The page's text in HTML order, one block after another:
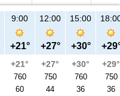
9:00
+21°
+21°
760
60
12:00
+27°
+27°
750
44
15:00
+30°
+30°
760
36
+29°
750
36